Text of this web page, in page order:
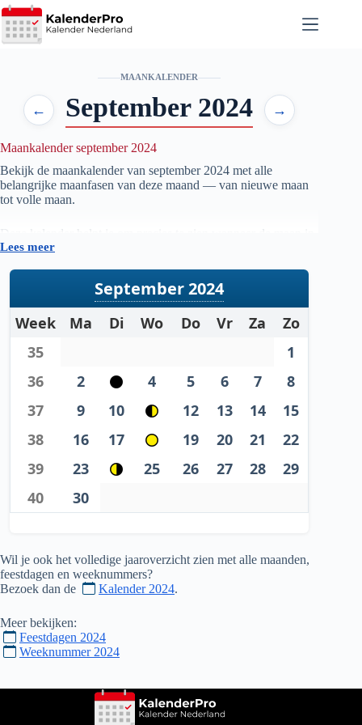
Ga
naar
de
MAANKALENDER
← September 2024 →
Maankalender september 2024
Bekijk de maankalender van september 2024 met alle
belangrijke maanfasen van deze maand — van nieuwe maan
tot volle maan.
Deze kalender helpt je om precies te zien wanneer de maan in
welke fase staat, handig voor iedereen die geïnteresseerd is in
weten wanneer de volgende volle maan zichtbaar is.
De gegevens worden automatisch bijgewerkt en zijn
gebaseerd op betrouwbare astronomische berekeningen. Zo
maand.
Lees meer
September 2024
Week Ma Di Wo Do Vr Za
Zo
35
1
36
2 4 5 6 7
8
37
9 10 12 13 14
15
38
16 17 19 20 21
22
39
23 25 26 27 28
29
40
30
Wil je ook het volledige jaaroverzicht zien met alle maanden,
feestdagen en weeknummers?
Bezoek dan de
Kalender 2024.
Meer bekijken:
Feestdagen 2024
Weeknummer 2024